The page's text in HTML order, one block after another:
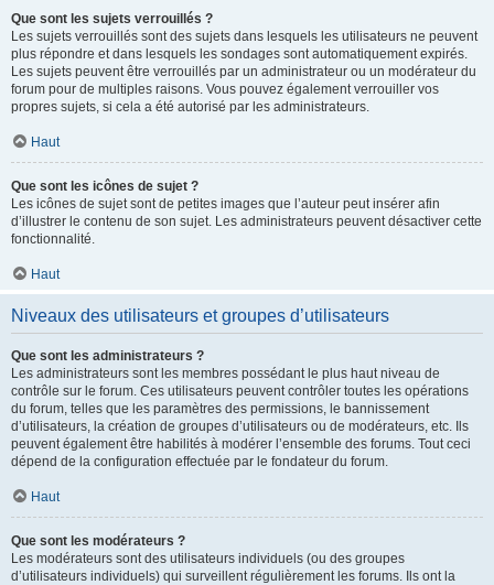
Que sont les sujets verrouillés ?
Les sujets verrouillés sont des sujets dans lesquels les utilisateurs ne peuvent
plus répondre et dans lesquels les sondages sont automatiquement expirés.
Les sujets peuvent être verrouillés par un administrateur ou un modérateur du
forum pour de multiples raisons. Vous pouvez également verrouiller vos
propres sujets, si cela a été autorisé par les administrateurs.
Haut
Que sont les icônes de sujet ?
Les icônes de sujet sont de petites images que l’auteur peut insérer afin
d’illustrer le contenu de son sujet. Les administrateurs peuvent désactiver cette
fonctionnalité.
Haut
Niveaux des utilisateurs et groupes d’utilisateurs
Que sont les administrateurs ?
Les administrateurs sont les membres possédant le plus haut niveau de
contrôle sur le forum. Ces utilisateurs peuvent contrôler toutes les opérations
du forum, telles que les paramètres des permissions, le bannissement
d’utilisateurs, la création de groupes d’utilisateurs ou de modérateurs, etc. Ils
peuvent également être habilités à modérer l’ensemble des forums. Tout ceci
dépend de la configuration effectuée par le fondateur du forum.
Haut
Que sont les modérateurs ?
Les modérateurs sont des utilisateurs individuels (ou des groupes
d’utilisateurs individuels) qui surveillent régulièrement les forums. Ils ont la